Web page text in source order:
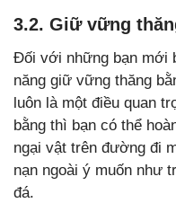
3.2. Giữ vững
Đối với những bạn mới
năng giữ vững thăng
luôn là một điều quan
bằng thì bạn có thể
ngại vật trên đường đi
nạn ngoài ý muốn như
đá.